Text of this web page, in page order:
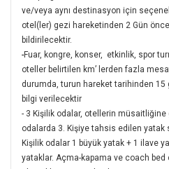
ve/veya aynı destinasyon için
otel(ler) gezi hareketinden 2 Gün
bildirilecektir.
-Fuar, kongre, konser, etkinlik, spor
oteller belirtilen km’ lerden fazla
durumda, turun hareket tarihinden 15
bilgi verilecektir
- 3 Kişilik odalar, otellerin
odalarda 3. Kişiye tahsis edilen
Kişilik odalar 1 büyük yatak + 1 ilave
yataklar. Açma-kapama ve coach bed